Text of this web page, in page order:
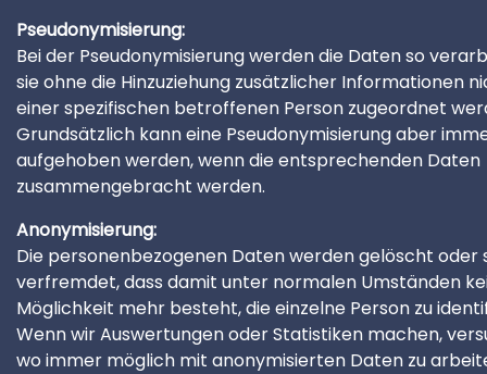
Pseudonymisierung:
Bei der Pseudonymisierung werden die Daten so
sie ohne die Hinzuziehung zusätzlicher Informationen
einer spezifischen betroffenen Person zugeordnet
Grundsätzlich kann eine Pseudonymisierung aber
aufgehoben werden, wenn die entsprechenden Daten
zusammengebracht werden.
Anonymisierung:
Die personenbezogenen Daten werden gelöscht oder
verfremdet, dass damit unter normalen Umständen
Möglichkeit mehr besteht, die einzelne Person zu
Wenn wir Auswertungen oder Statistiken machen,
wo immer möglich mit anonymisierten Daten zu